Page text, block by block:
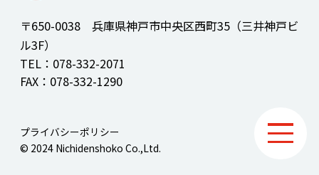
〒650-0038 兵庫県神戸市中央区西町35（三井神戸ビ
ル3F）
TEL： 078-332-2071
FAX：078-332-1290
プライバシーポリシー
© 2024 Nichidenshoko Co.,Ltd.